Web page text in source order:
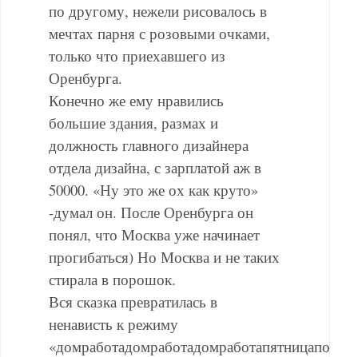
по другому, нежели рисовалось в
мечтах парня с розовыми очками,
только что приехавшего из
Оренбурга.
Конечно же ему нравились
большие здания, размах и
должность главного дизайнера
отдела дизайна, с зарплатой аж в
50000. «Ну это же ох как круто»
-думал он. После Оренбурга он
понял, что Москва уже начинает
прогибаться) Но Москва и не таких
стирала в порошок.
Вся сказка превратилась в
ненависть к режиму